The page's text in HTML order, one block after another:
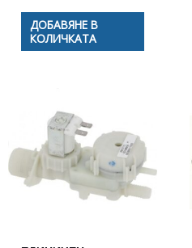
ДОБАВЯНЕ В
КОЛИЧКАТА